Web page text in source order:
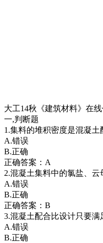
大工14秋《建筑材料》在
一,判断题
1.集料的堆积密度是混凝土
A.错误
B.正确
正确答案：A
2.混凝土集料中的氯盐、云
A.错误
B.正确
正确答案：B
3.混凝土配合比设计只要满
A.错误
B.正确